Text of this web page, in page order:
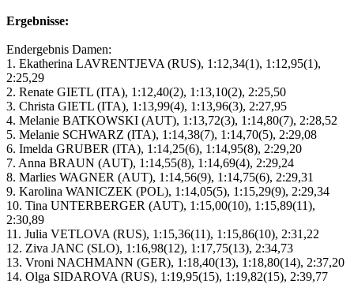
Ergebnisse:
Endergebnis Damen:
1. Ekatherina LAVRENTJEVA (RUS), 1:12,34(1), 1:12,95(1),
2:25,29
2. Renate GIETL (ITA), 1:12,40(2), 1:13,10(2), 2:25,50
3. Christa GIETL (ITA), 1:13,99(4), 1:13,96(3), 2:27,95
4. Melanie BATKOWSKI (AUT), 1:13,72(3), 1:14,80(7), 2:28,52
5. Melanie SCHWARZ (ITA), 1:14,38(7), 1:14,70(5), 2:29,08
6. Imelda GRUBER (ITA), 1:14,25(6), 1:14,95(8), 2:29,20
7. Anna BRAUN (AUT), 1:14,55(8), 1:14,69(4), 2:29,24
8. Marlies WAGNER (AUT), 1:14,56(9), 1:14,75(6), 2:29,31
9. Karolina WANICZEK (POL), 1:14,05(5), 1:15,29(9), 2:29,34
10. Tina UNTERBERGER (AUT), 1:15,00(10), 1:15,89(11),
2:30,89
11. Julia VETLOVA (RUS), 1:15,36(11), 1:15,86(10), 2:31,22
12. Ziva JANC (SLO), 1:16,98(12), 1:17,75(13), 2:34,73
13. Vroni NACHMANN (GER), 1:18,40(13), 1:18,80(14), 2:37,20
14. Olga SIDAROVA (RUS), 1:19,95(15), 1:19,82(15), 2:39,77